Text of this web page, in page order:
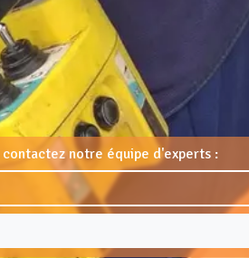
contactez notre équipe d'experts :